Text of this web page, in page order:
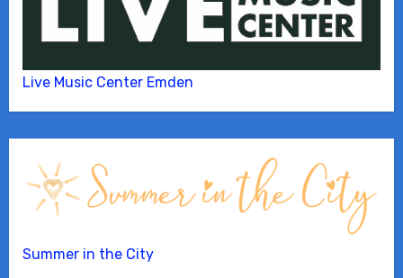
Live Music Center Emden
Summer in the City